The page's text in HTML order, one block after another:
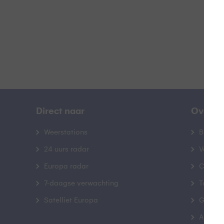
Direct naar
Weerstations
24 uurs radar
Europa radar
7-daagse verwachting
Satelliet Europa
Over
Contact